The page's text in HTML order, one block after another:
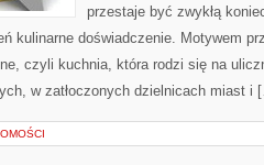
przestaje być zwykłą
kulinarne doświadczenie. Motywem
czyli kuchnia, która rodzi się na
w zatłoczonych dzielnicach miast i